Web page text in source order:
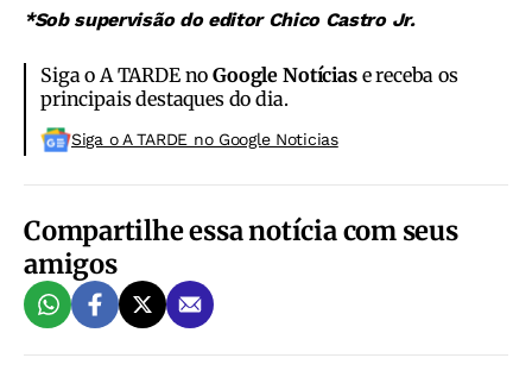
*Sob supervisão do editor Chico Castro Jr.
Siga o A TARDE noGoogle Notíciase receba os
principais destaques do dia.
Siga o A TARDE no Google Noticias
Compartilhe essa notícia com seus
amigos